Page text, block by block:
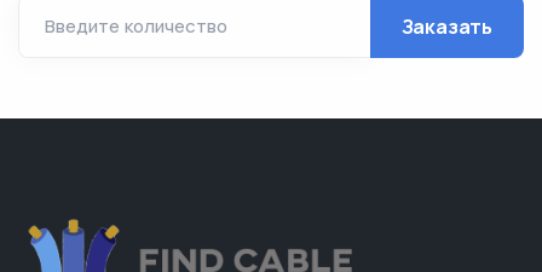
Введите количество Заказать